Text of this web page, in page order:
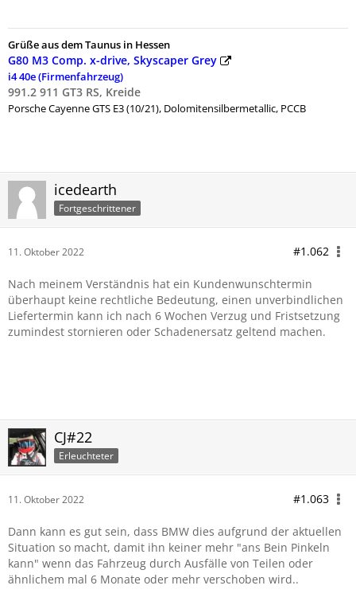
Grüße aus dem Taunus in Hessen
G80 M3 Comp. x-drive, Skyscaper Grey
i4 40e (Firmenfahrzeug)
991.2 911 GT3 RS, Kreide
PorscheCayenne GTS E3 (10/21), Dolomitensilbermetallic, PCCB
icedearth
Fortgeschrittener
11. Oktober 2022 #1.062
Nach meinem Verständnis hat ein Kundenwunschtermin
überhaupt keine rechtliche Bedeutung, einen unverbindlichen
Liefertermin kann ich nach 6 Wochen Verzug und Fristsetzung
zumindest stornieren oder Schadenersatz geltend machen.
CJ#22
Erleuchteter
11. Oktober 2022 #1.063
Dann kann es gut sein, dass BMW dies aufgrund der aktuellen
Situation so macht, damit ihn keiner mehr "ans Bein Pinkeln
kann" wenn das Fahrzeug durch Ausfälle von Teilen oder
ähnlichem mal 6 Monate oder mehr verschoben wird..